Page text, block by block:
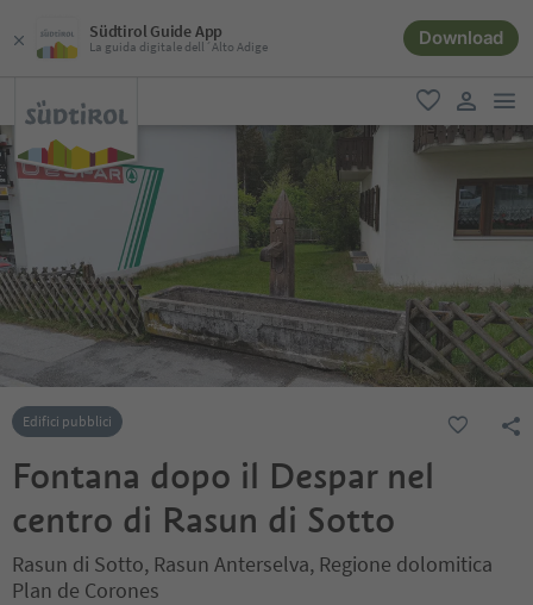
Südtirol Guide App
La guida digitale dell´Alto Adige Download
favoriti
user link
Edifici pubblici
Fontana dopo il Despar nel
centro di Rasun di Sotto
Rasun di Sotto, Rasun Anterselva, Regione dolomitica
Plan de Corones